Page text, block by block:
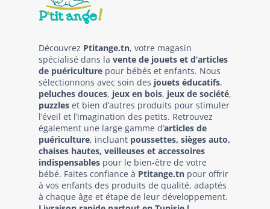
Découvrez Ptitange.tn, votre magasin
spécialisé dans la vente de jouets et d’articles
de puériculture pour bébés et enfants. Nous
sélectionnons avec soin des jouets éducatifs,
peluches douces, jeux en bois, jeux de société,
puzzles et bien d’autres produits pour stimuler
l’éveil et l’imagination des petits. Retrouvez
également une large gamme d’articles de
puériculture, incluant poussettes, sièges auto,
chaises hautes, veilleuses et accessoires
indispensables pour le bien-être de votre
bébé. Faites confiance à Ptitange.tn pour offrir
à vos enfants des produits de qualité, adaptés
à chaque âge et étape de leur développement.